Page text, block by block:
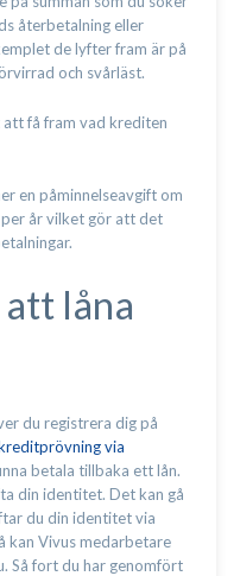
återbetalning eller
de lyfter fram är på
och svårläst.
att få fram vad krediten
en påminnelseavgift om
år vilket gör att det
låna
du registrera dig på
via
betala tillbaka ett lån.
din identitet. Det kan gå
du din identitet via
kan Vivus medarbetare
Så fort du har genomfört